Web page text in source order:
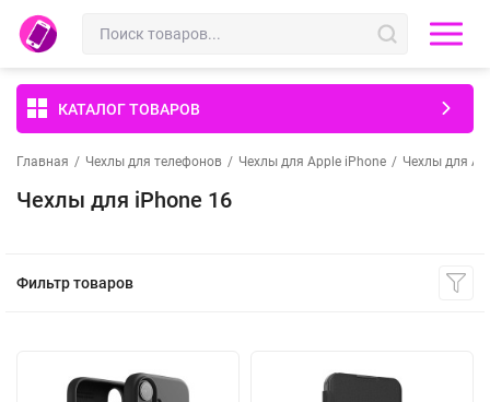
КАТАЛОГ ТОВАРОВ
Главная / Чехлы для телефонов / Чехлы для Apple iPhone / Чехлы для
Чехлы для iPhone 16
Фильтр товаров